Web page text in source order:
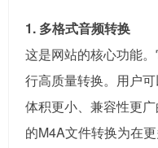
1. 多格式音频转换
这是网站的核心功能
行高质量转换。用户
体积更小、兼容性更
的M4A文件转换为在